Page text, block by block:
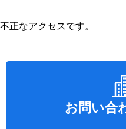
不正なアクセスです。
お問い合